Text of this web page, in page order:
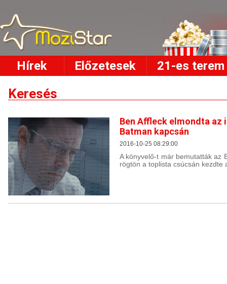
Hírek Előzetesek 21-es terem
Keresés
Ben Affleck elmondta az
Batman kapcsán
2016-10-25 08:29:00
A könyvelő-t már bemutatták az
rögtön a toplista csúcsán kezdte